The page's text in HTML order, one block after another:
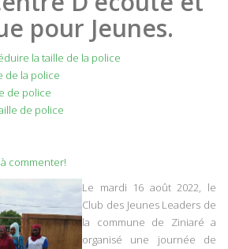
pour Jeunes.
la taille de la police
de police
commenter!
Le mardi 16 août 2022, le
Club des Jeunes Leaders de
la commune de Ziniaré a
organisé une journée de